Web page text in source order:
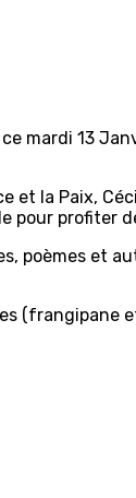
mardi 13
la Paix,
pour profiter
poèmes et
(frangipane